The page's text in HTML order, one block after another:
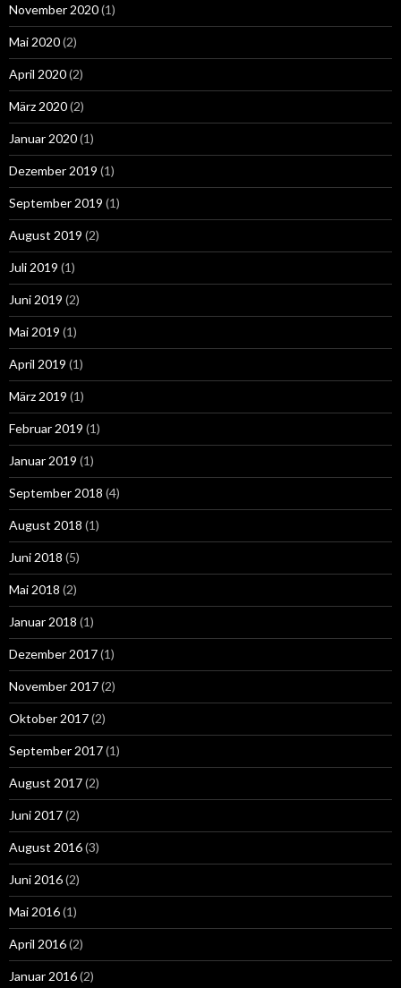
November 2020(1)
Mai 2020(2)
April 2020(2)
März 2020(2)
Januar 2020(1)
Dezember 2019 (1)
September 2019 (1)
August 2019 (2)
Juli 2019 (1)
Juni 2019 (2)
Mai 2019 (1)
April 2019 (1)
März 2019 (1)
Februar 2019 (1)
Januar 2019 (1)
September 2018 (4)
August 2018 (1)
Juni 2018 (5)
Mai 2018 (2)
Januar 2018 (1)
Dezember 2017(1)
November 2017(2)
Oktober 2017(2)
September 2017(1)
August 2017(2)
Juni 2017(2)
August 2016(3)
Juni 2016(2)
Mai 2016(1)
April 2016(2)
Januar 2016(2)